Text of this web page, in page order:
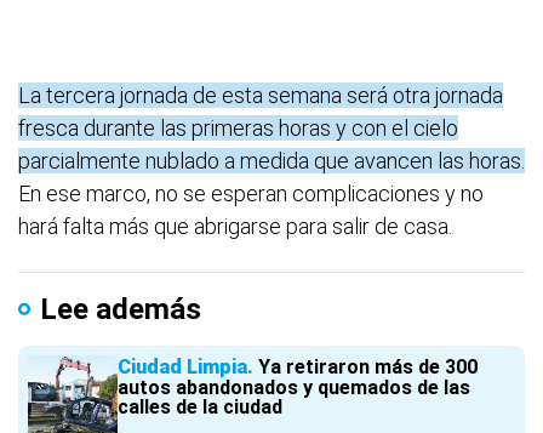
La tercera jornada de esta semana será otra jornada
fresca durante las primeras horas y con el cielo
parcialmente nublado a medida que avancen las horas.
En ese marco, no se esperan complicaciones y no
hará falta más que abrigarse para salir de casa.
Lee además
Ciudad Limpia Ya retiraron más de 300
autos abandonados y quemados de las
calles de la ciudad